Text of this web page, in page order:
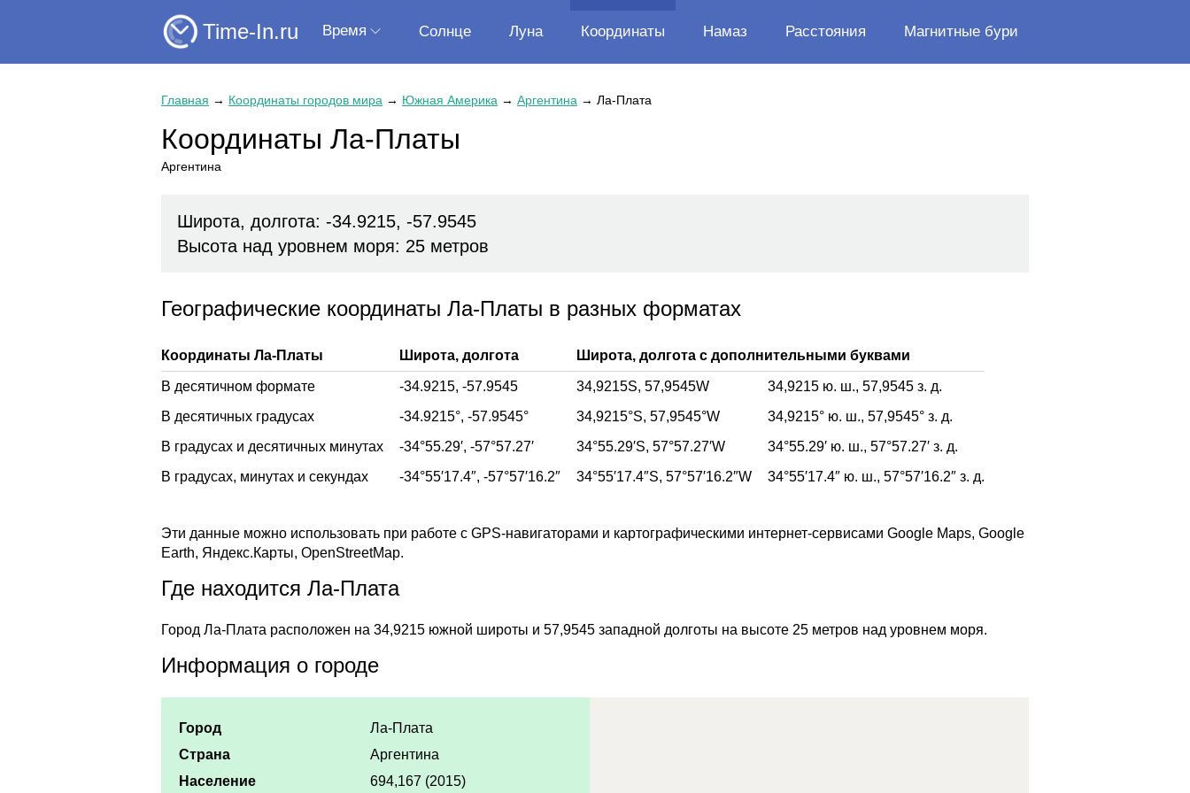
Time-In.ru Время Солнце Луна Координаты Намаз Расстояния Магнитные бури
Главная → Координаты городов мира → Южная Америка → Аргентина → Ла-Плата
Координаты Ла-Платы
Аргентина
Широта, долгота: -34.9215, -57.9545
Высота над уровнем моря: 25 метров
Географические координаты Ла-Платы в разных форматах
Координаты Ла-Платы Широта, долгота Широта, долгота с дополнительными буквами
В десятичном формате -34.9215, -57.9545 34,9215S, 57,9545W 34,9215 ю. ш., 57,9545 з. д.
В десятичных градусах
-34.9215°, -57.9545° 34,9215°S, 57,9545°W 34,9215° ю. ш., 57,9545° з. д.
В градусах и десятичных минутах
-34°55.29′, -57°57.27′ 34°55.29′S, 57°57.27′W 34°55.29′ ю. ш., 57°57.27′ з. д.
В градусах, минутах и секундах
-34°55′17.4″, -57°57′16.2″ 34°55′17.4″S, 57°57′16.2″W 34°55′17.4″ ю. ш., 57°57′16.2″ з. д.
Эти данные можно использовать при работе с GPS-навигаторами и картографическими интернет-сервисами Google Maps, Google
Earth, Яндекс.Карты, OpenStreetMap.
Где находится Ла-Плата
Город Ла-Плата расположен на 34,9215 южной широты и 57,9545 западной долготы на высоте 25 метров над уровнем моря.
Информация о городе
Город
Ла-Плата
Страна
Аргентина
Население
694,167 (2015)